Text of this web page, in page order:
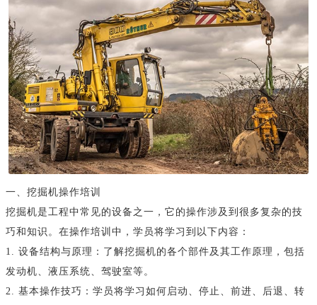
一、挖掘机操作培训
挖掘机是工程中常见的设备之一，它的操作涉及到很多复杂的技
巧和知识。在操作培训中，学员将学习到以下内容：
1. 设备结构与原理：了解挖掘机的各个部件及其工作原理，包括
发动机、液压系统、驾驶室等。
2. 基本操作技巧：学员将学习如何启动、停止、前进、后退、转